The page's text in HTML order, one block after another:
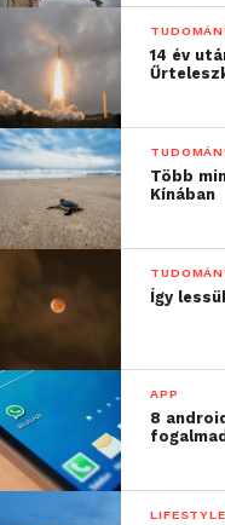
14 év
Több
Kínában
Így
APP
8
LIFESTYLE